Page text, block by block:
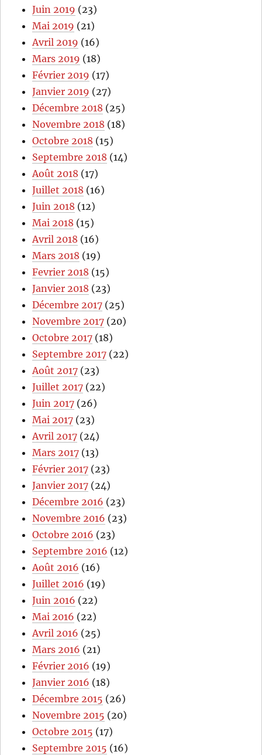
Juin 2019 (23)
Mai 2019 (21)
Avril 2019 (16)
Mars 2019 (18)
Février 2019 (17)
Janvier 2019 (27)
Décembre 2018 (25)
Novembre 2018 (18)
Octobre 2018 (15)
Septembre 2018 (14)
Août 2018 (17)
Juillet 2018 (16)
Juin 2018 (12)
Mai 2018 (15)
Avril 2018 (16)
Mars 2018 (19)
Fevrier 2018 (15)
Janvier 2018 (23)
Décembre 2017 (25)
Novembre 2017 (20)
Octobre 2017 (18)
Septembre 2017 (22)
Août 2017 (23)
Juillet 2017 (22)
Juin 2017 (26)
Mai 2017 (23)
Avril 2017 (24)
Mars 2017 (13)
Février 2017 (23)
Janvier 2017 (24)
Décembre 2016 (23)
Novembre 2016 (23)
Octobre 2016 (23)
Septembre 2016 (12)
Août 2016 (16)
Juillet 2016 (19)
Juin 2016 (22)
Mai 2016 (22)
Avril 2016 (25)
Mars 2016 (21)
Février 2016 (19)
Janvier 2016 (18)
Décembre 2015 (26)
Novembre 2015 (20)
Octobre 2015 (17)
Septembre 2015 (16)